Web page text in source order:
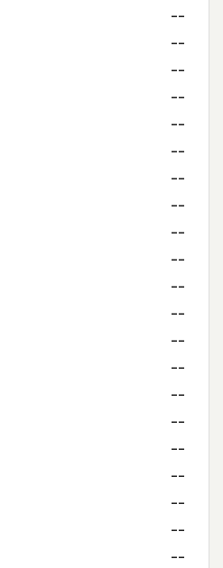
--
--
--
--
--
--
--
--
--
--
--
--
--
--
--
--
--
--
--
--
--